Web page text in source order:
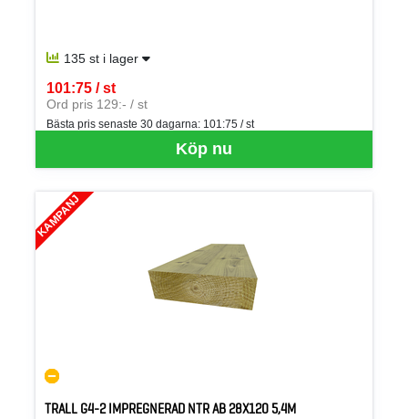
135 st i lager
Köp nu
101:75 / st
SEK per ST
Ord pris 129:- / st
Bästa pris senaste 30 dagarna: 101:75 / st
KAMPANJ
TRALL G4-2 IMPREGNERAD NTR AB 28X120 5,4M